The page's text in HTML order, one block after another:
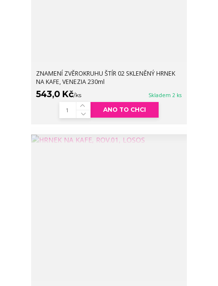
ZNAMENÍ ZVĚROKRUHU ŠTÍR 02 SKLENĚNÝ HRNEK
NA KAFE, VENEZIA 230ml
543,0 Kč/ks Skladem 2 ks
ANO TO CHCI